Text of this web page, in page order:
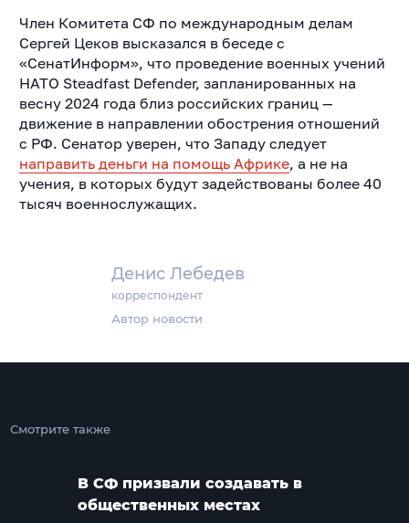
Денис Лебедев
корреспондент
Автор новости
Член Комитета СФ по международным делам
Сергей Цеков высказался в беседе с
«СенатИнформ», что проведение военных учений
НАТО Steadfast Defender, запланированных на
весну 2024 года близ российских границ —
движение в направлении обострения отношений
с РФ. Сенатор уверен, что Западу следует
направить деньги на помощь Африке, а не на
учения, в которых будут задействованы более 40
тысяч военнослужащих.
Смотрите также
В СФ призвали создавать в
общественных местах